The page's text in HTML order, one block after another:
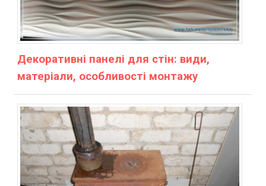
Декоративні панелі для стін: види,
матеріали, особливості монтажу